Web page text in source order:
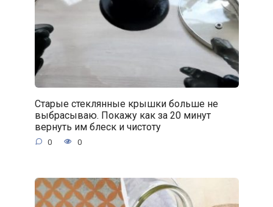
Старые стеклянные крышки больше не
выбрасываю. Покажу как за 20 минут
вернуть им блеск и чистоту
0 0